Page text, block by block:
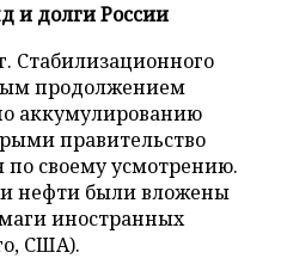
и долги России
Стабилизационного
продолжением
аккумулированию
правительство
по своему усмотрению.
нефти были вложены
иностранных
США).